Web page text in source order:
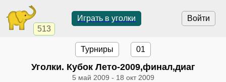
513
Войти
Играть в уголки
Турниры 01
Уголки. Кубок Лето-2009,финал,диаг
5 май 2009 - 18 окт 2009